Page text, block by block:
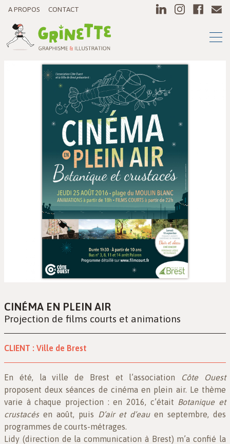
A PROPOS CONTACT
CINÉMA EN PLEIN AIR
Projection de films courts et animations
CLIENT : Ville de Brest
En été, la ville de Brest et l’association Côte Ouest
proposent deux séances de cinéma en plein air. Le thème
varie à chaque projection : en 2016, c’était Botanique et
crustacésen août, puis D’air et d’eauen septembre, des
programmes de courts-métrages.
Lidy (direction de la communication à Brest) m’a confié la